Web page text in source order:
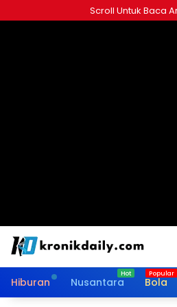
ke
Scroll Untuk Baca
Hiburan Nusantara Bola